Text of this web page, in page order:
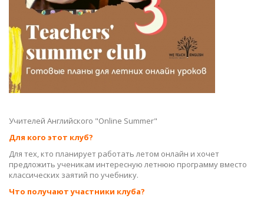
Учителей Английского "Online Summer"
Для кого этот клуб?
Для тех, кто планирует работать летом онлайн и хочет
предложить ученикам интересную летнюю программу вместо
классических заятий по учебнику.
Что получают участники клуба?